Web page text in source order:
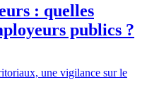
: quelles
publics ?